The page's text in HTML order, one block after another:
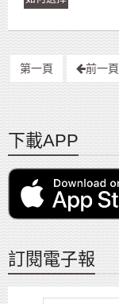
第一頁 前一頁
下載APP
訂閱電子報